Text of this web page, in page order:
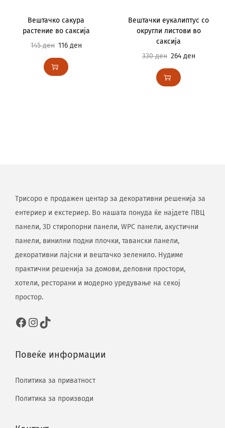
Вештачко сакура
растение во саксија
145ден 116 ден
Вештачки еукалиптус со
округли листови во
саксија
330ден 264 ден
Трисоро е продажен центар за декоративни решенија за
ентериер и екстериер. Во нашата понуда ќе најдете ПВЦ
панели, 3D стиропорни панели, WPC панели, акустични
панели, винилни подни плочки, тавански панели,
декоративни лајсни и вештачко зеленило. Нудиме
практични решенија за домови, деловни простори,
хотели, ресторани и модерно уредување на секој
простор.
Повеќе информации
Политика за приватност
Политика за производи